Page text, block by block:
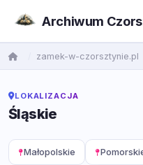
Archiwum
zamek-w-czorsztynie.pl
LOKALIZACJA
Śląskie
Małopolskie